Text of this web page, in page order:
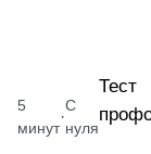
5
минут
·
С
нуля
Тест